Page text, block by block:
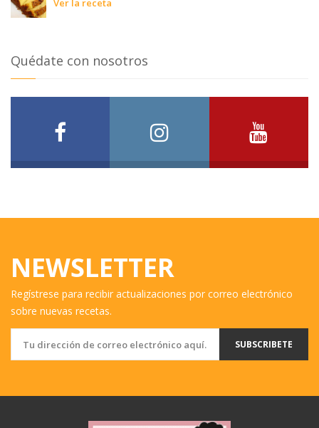
Ver la receta
Quédate con nosotros
NEWSLETTER
Regístrese para recibir actualizaciones por correo electrónico
sobre nuevas recetas.
SUBSCRIBETE